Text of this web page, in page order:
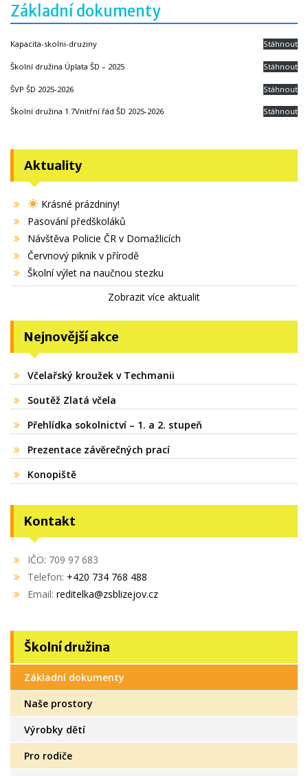
Základní dokumenty
Kapacita-skolni-druziny Stáhnout
Školní družina Úplata ŠD – 2025 Stáhnout
ŠVP ŠD 2025-2026 Stáhnout
Školní družina 1.7Vnitřní řád ŠD 2025-2026 Stáhnout
Aktuality
Krásné prázdniny!
Pasování předškoláků
Návštěva Policie ČR v Domažlicích
Červnový piknik v přírodě
Školní výlet na naučnou stezku
Zobrazit více aktualit
Nejnovější akce
Včelařský kroužek v Techmanii
Soutěž Zlatá včela
Přehlídka sokolnictví – 1. a 2. stupeň
Prezentace závěrečných prací
Konopiště
Kontakt
IČO: 709 97 683
Telefon: +420 734 768 488
Email: reditelka@zsblizejov.cz
Školní družina
Základní dokumenty
Naše prostory
Výrobky dětí
Pro rodiče